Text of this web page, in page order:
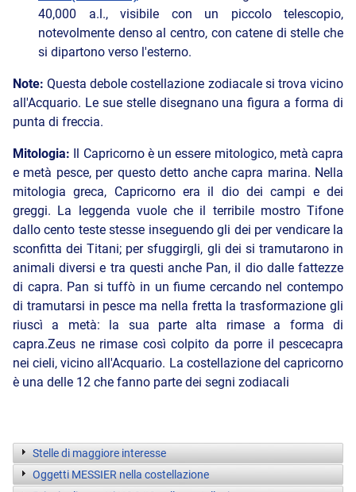
40,000 a.l., visibile con un piccolo telescopio,
notevolmente denso al centro, con catene di stelle che
si dipartono verso l'esterno.
Note:Questa debole costellazione zodiacale si trova vicino
all'Acquario. Le sue stelle disegnano una figura a forma di
punta di freccia.
Mitologia:
Il Capricorno è un essere mitologico, metà capra
e metà pesce, per questo detto anche capra marina. Nella
mitologia greca, Capricorno era il dio dei campi e dei
greggi. La leggenda vuole che il terribile mostro Tifone
dallo cento teste stesse inseguendo gli dei per vendicare la
sconfitta dei Titani; per sfuggirgli, gli dei si tramutarono in
animali diversi e tra questi anche Pan, il dio dalle fattezze
di capra. Pan si tuffò in un fiume cercando nel contempo
di tramutarsi in pesce ma nella fretta la trasformazione gli
riuscì a metà: la sua parte alta rimase a forma di
capra.Zeus ne rimase così colpito da porre il pescecapra
nei cieli, vicino all'Acquario. La costellazione del capricorno
è una delle 12 che fanno parte dei segni zodiacali
Stelle di maggiore interesse
Oggetti MESSIER nella costellazione